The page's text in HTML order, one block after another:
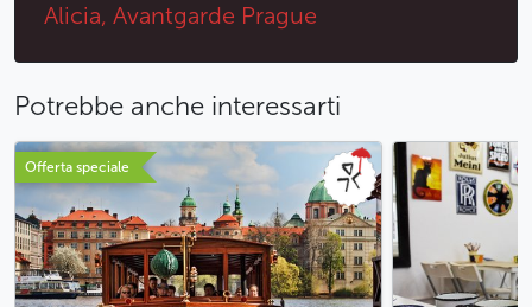
Alicia, Avantgarde Prague
Potrebbe anche interessarti
Offerta speciale